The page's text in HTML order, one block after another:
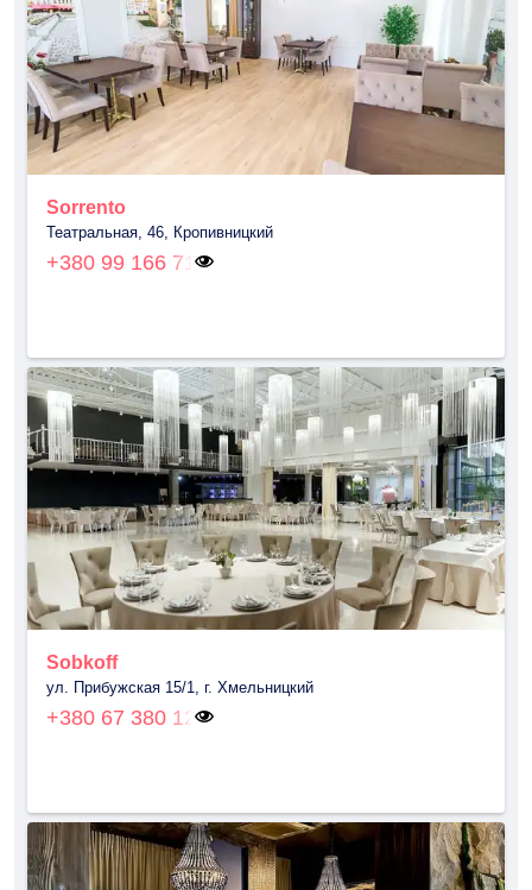
Sorrento
Театральная, 46, Кропивницкий
+380 99 166 71
Sobkoff
ул. Прибужская 15/1, г. Хмельницкий
+380 67 380 12